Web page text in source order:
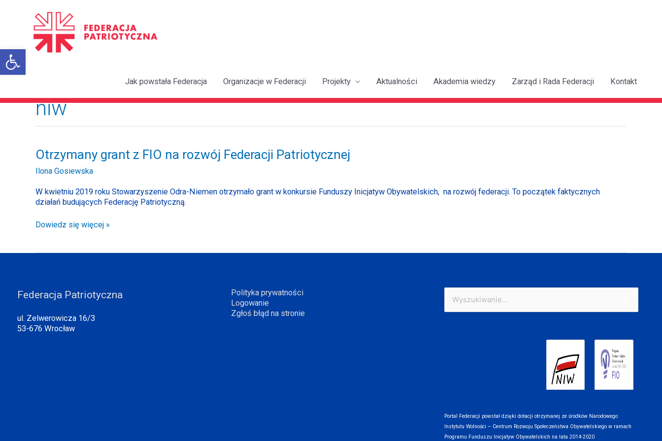
Otwórz pasek narzędzi
Jak powstała Federacja Organizacje w Federacji Projekty Aktualności Akademia wiedzy Zarząd i Rada Federacji Kontakt
niw
Otrzymany grant z FIO na rozwój Federacji Patriotycznej
Ilona Gosiewska
W kwietniu 2019 roku Stowarzyszenie Odra-Niemen otrzymało grant w konkursie Funduszy Inicjatyw Obywatelskich, na rozwój federacji. To początek faktycznych
działań budujących Federację Patriotyczną.
Otrzymany
grant
z
na
rozwój
Patriotycznej
Dowiedz się więcej »
Federacja Patriotyczna
ul. Zelwerowicza 16/3
53-676 Wrocław
Polityka prywatności
Logowanie
Zgłoś błąd na stronie
Szukaj
dla:
Portal Federacji powstał dzięki dotacji otrzymanej ze środków Narodowego
Instytutu Wolności – Centrum Rozwoju Społeczeństwa Obywatelskiego w ramach
Programu Funduszu Inicjatyw Obywatelskich na lata 2014-2020